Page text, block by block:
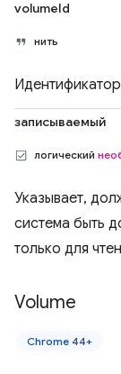
volumeId
нить
записываемый
логический
Указывает,
система быть
только для
Volume
Chrome 44+